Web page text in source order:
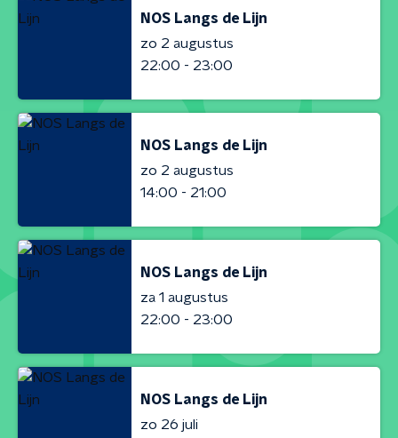
NOS Langs de Lijn
zo 2 augustus
22:00 - 23:00
NOS Langs de Lijn
zo 2 augustus
14:00 - 21:00
NOS Langs de Lijn
za 1 augustus
22:00 - 23:00
NOS Langs de Lijn
zo 26 juli